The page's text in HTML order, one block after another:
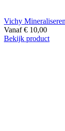
Vichy
Vanaf € 10,00
Bekijk product